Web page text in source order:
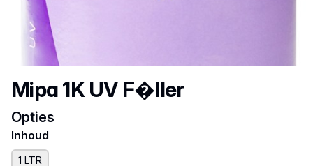
Productnaam
Mipa 1K UV F�ller
Opties
Inhoud
1 LTR